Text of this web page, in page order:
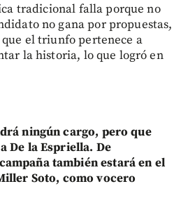
tradicional falla porque no
no gana por propuestas,
que el triunfo pertenece a
la historia, lo que logró en
ningún cargo, pero que
De la Espriella. De
también estará en el
Soto, como vocero